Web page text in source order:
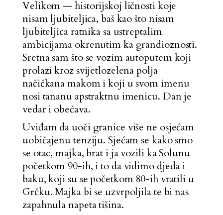
Velikom — historijskoj ličnosti koje
nisam ljubiteljica, baš kao što nisam
ljubiteljica ratnika sa ustreptalim
ambicijama okrenutim ka grandioznosti.
Sretna sam što se vozim autoputem koji
prolazi kroz svijetlozelena polja
načičkana makom i koji u svom imenu
nosi tananu apstraktnu imenicu. Dan je
vedar i obećava.
Uviđam da uoči granice više ne osjećam
uobičajenu tenziju. Sjećam se kako smo
se otac, majka, brat i ja vozili ka Solunu
početkom 90-ih, i to da vidimo djeda i
baku, koji su se početkom 80-ih vratili u
Grčku. Majka bi se uzvrpoljila te bi nas
zapahnula napeta tišina.